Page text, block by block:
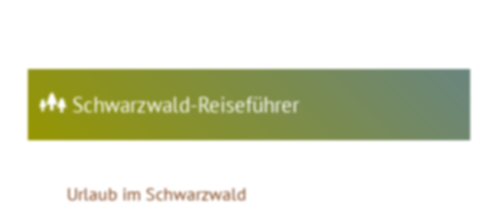
Schwarzwald-Reiseführer
Urlaub im Schwarzwald